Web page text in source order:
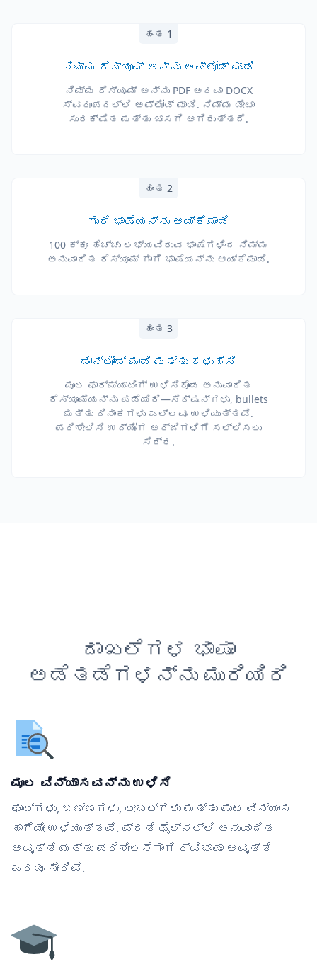
ಹಂತ 1
ನಿಮ್ಮ ರೆಸ್ಯೂಮ್ ಅನ್ನು ಅಪ್‌ಲೋಡ್ ಮಾಡಿ
ನಿಮ್ಮ ರೆಸ್ಯೂಮ್ ಅನ್ನು PDF ಅಥವಾ DOCX
ಸ್ವರೂಪದಲ್ಲಿ ಅಪ್‌ಲೋಡ್ ಮಾಡಿ. ನಿಮ್ಮ ಡೇಟಾ
ಸುರಕ್ಷಿತ ಮತ್ತು ಖಾಸಗಿ ಆಗಿರುತ್ತದೆ.
ಹಂತ 2
ಗುರಿ ಭಾಷೆಯನ್ನು ಆಯ್ಕೆಮಾಡಿ
100 ಕ್ಕೂ ಹೆಚ್ಚು ಲಭ್ಯವಿರುವ ಭಾಷೆಗಳಿಂದ ನಿಮ್ಮ
ಅನುವಾದಿತ ರೆಸ್ಯೂಮ್ ಗಾಗಿ ಭಾಷೆಯನ್ನು ಆಯ್ಕೆಮಾಡಿ.
ಹಂತ 3
ಡೌನ್‌ಲೋಡ್ ಮಾಡಿ ಮತ್ತು ಕಳುಹಿಸಿ
ಮೂಲ ಫಾರ್ಮ್ಯಾಟಿಂಗ್ ಉಳಿಸಿಕೊಂಡ ಅನುವಾದಿತ
ರೆಸ್ಯೂಮೆಯನ್ನು ಪಡೆಯಿರಿ—ಸೆಕ್ಷನ್‌ಗಳು, bullets
ಮತ್ತು ದಿನಾಂಕಗಳು ಎಲ್ಲವೂ ಉಳಿಯುತ್ತವೆ.
ಪರಿಶೀಲಿಸಿ ಉದ್ಯೋಗ ಅರ್ಜಿಗಳಿಗೆ ಸಲ್ಲಿಸಲು
ಸಿದ್ಧ.
ದಾಖಲೆಗಳ ಭಾಷಾ
ಅಡೆತಡೆಗಳನ್ನು ಮುರಿಯಿರಿ
ಮೂಲ ವಿನ್ಯಾಸವನ್ನು ಉಳಿಸಿ
ಫಾಂಟ್‌ಗಳು, ಬಣ್ಣಗಳು, ಟೇಬಲ್‌ಗಳು ಮತ್ತು ಪುಟ ವಿನ್ಯಾಸ
ಹಾಗೆಯೇ ಉಳಿಯುತ್ತವೆ. ಪ್ರತಿ ಫೈಲ್‌ನಲ್ಲಿ ಅನುವಾದಿತ
ಆವೃತ್ತಿ ಮತ್ತು ಪರಿಶೀಲನೆಗಾಗಿ ದ್ವಿಭಾಷಾ ಆವೃತ್ತಿ
ಎರಡೂ ಸೇರಿವೆ.